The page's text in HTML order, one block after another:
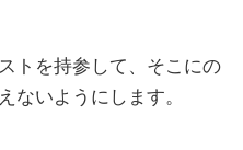
トを持参して、そこにの
ないようにします。